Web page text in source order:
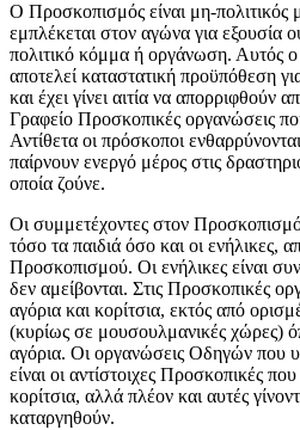
Ο Προσκοπισμός είναι μη-πολιτικός
εμπλέκεται στον αγώνα για εξουσία
πολιτικό κόμμα ή οργάνωση. Αυτός ο
αποτελεί καταστατική προϋπόθεση
και έχει γίνει αιτία να
Γραφείο Προσκοπικές οργανώσεις
Αντίθετα οι πρόσκοποι
παίρνουν ενεργό μέρος στις
οποία ζούνε.
Οι συμμετέχοντες στον
τόσο τα παιδιά όσο και οι ενήλικες,
Προσκοπισμού. Οι ενήλικες είναι
δεν αμείβονται. Στις Προσκοπικές
αγόρια και κορίτσια, εκτός από
(κυρίως σε μουσουλμανικές χώρες)
αγόρια. Οι οργανώσεις Οδηγών που
είναι οι αντίστοιχες Προσκοπικές
κορίτσια, αλλά πλέον και αυτές
καταργηθούν.